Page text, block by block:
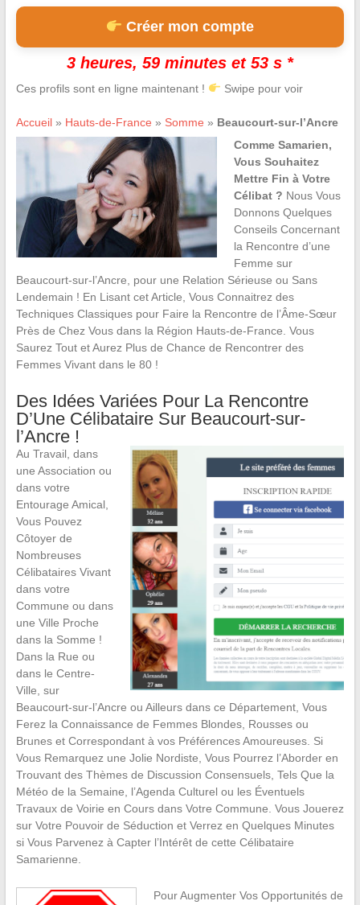
Créer mon compte
3 heures, 59 minutes et 52 s *
Ces profils sont en ligne maintenant ! Swipe pour voir
Accueil» Hauts-de-France » Somme » Beaucourt-sur-l’Ancre
Comme Samarien,
Vous Souhaitez
Mettre Fin à Votre
Célibat ? Nous Vous
Donnons Quelques
Conseils Concernant
la Rencontre d’une
Femme sur
Beaucourt-sur-l’Ancre, pour une Relation Sérieuse ou Sans
Lendemain ! En Lisant cet Article, Vous Connaitrez des
Techniques Classiques pour Faire la Rencontre de l’Âme-Sœur
Près de Chez Vous dans la Région Hauts-de-France. Vous
Saurez Tout et Aurez Plus de Chance de Rencontrer des
Femmes Vivant dans le 80 !
Des Idées Variées Pour La Rencontre
D’Une Célibataire Sur Beaucourt-sur-
l’Ancre !
Au Travail, dans
une Association ou
dans votre
Entourage Amical,
Vous Pouvez
Côtoyer de
Nombreuses
Célibataires Vivant
dans votre
Commune ou dans
une Ville Proche
dans la Somme !
Dans la Rue ou
dans le Centre-
Ville, sur
Beaucourt-sur-l’Ancre ou Ailleurs dans ce Département, Vous
Ferez la Connaissance de Femmes Blondes, Rousses ou
Brunes et Correspondant à vos Préférences Amoureuses. Si
Vous Remarquez une Jolie Nordiste, Vous Pourrez l’Aborder en
Trouvant des Thèmes de Discussion Consensuels, Tels Que la
Météo de la Semaine, l’Agenda Culturel ou les Éventuels
Travaux de Voirie en Cours dans Votre Commune. Vous Jouerez
sur Votre Pouvoir de Séduction et Verrez en Quelques Minutes
si Vous Parvenez à Capter l’Intérêt de cette Célibataire
Samarienne.
Pour Augmenter Vos Opportunités de